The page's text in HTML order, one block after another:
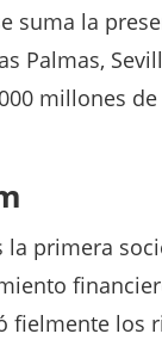
suma la
Palmas,
millones
la primera
fielmente los